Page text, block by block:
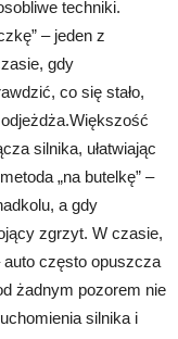
techniki.
– jeden z
gdy
co się stało,
silnika, ułatwiając
„na butelkę” –
a gdy
zgrzyt. W czasie,
często opuszcza
żadnym pozorem nie
silnika i